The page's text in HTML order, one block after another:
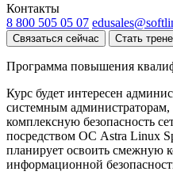
Контакты
8 800 505 05 07
Связаться сейчас Стать
Программа повышения
Курс будет интересен
системным администраторам,
комплексную безопасность
посредством ОС Astra Linux
планирует освоить смежную
информационной